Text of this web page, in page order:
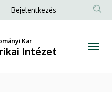
Anonim
fiók
menüje
Bejelentkezés
Kar
Intézet